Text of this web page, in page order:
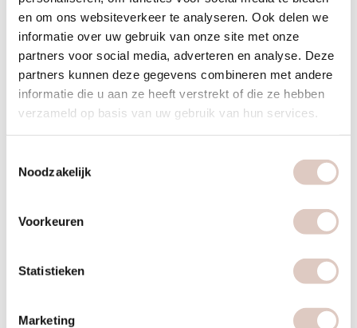
en om ons websiteverkeer te analyseren. Ook delen we
informatie over uw gebruik van onze site met onze
partners voor social media, adverteren en analyse. Deze
partners kunnen deze gegevens combineren met andere
informatie die u aan ze heeft verstrekt of die ze hebben
verzameld op basis van uw gebruik van hun services.
Noodzakelijk
Voorkeuren
Statistieken
Marketing
Miranda
Owner